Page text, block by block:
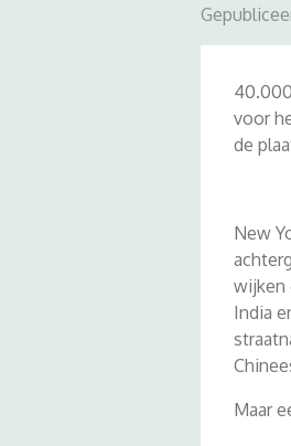
voor
de
New
wijken
India
Maar